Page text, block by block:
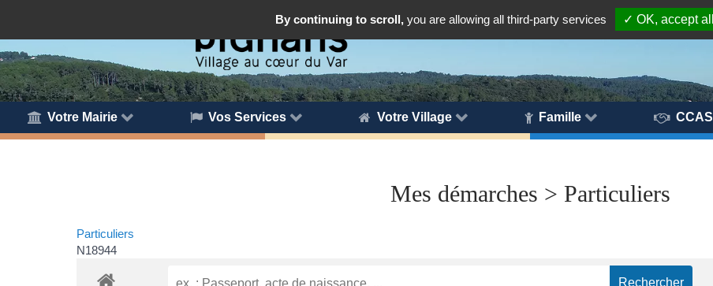
Votre Mairie Vos Services Votre Village Famille CCAS
Mes démarches > Particuliers
Particuliers
N18944
By continuing to scroll, you are allowing all third-party services ✓ OK, accept all